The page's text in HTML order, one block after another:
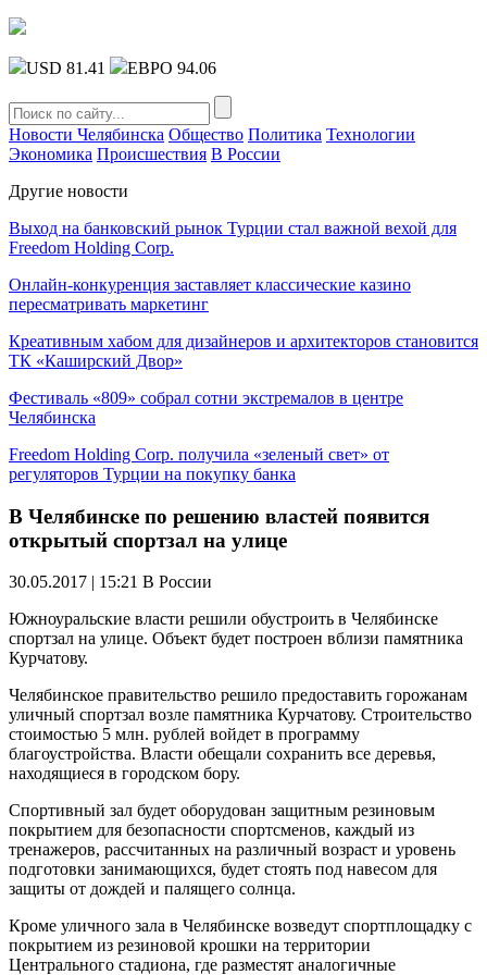
USD 81.41 ЕВРО 94.06
Новости Челябинска Общество Политика Технологии
Экономика Происшествия В России
Другие новости
Выход на банковский рынок Турции стал важной вехой для
Freedom Holding Corp.
Онлайн-конкуренция заставляет классические казино
пересматривать маркетинг
Креативным хабом для дизайнеров и архитекторов становится
ТК «Каширский Двор»
Фестиваль «809» собрал сотни экстремалов в центре
Челябинска
Freedom Holding Corp. получила «зеленый свет» от
регуляторов Турции на покупку банка
В Челябинске по решению властей появится
открытый спортзал на улице
30.05.2017 | 15:21 В России
Южноуральские власти решили обустроить в Челябинске
спортзал на улице. Объект будет построен вблизи памятника
Курчатову.
Челябинское правительство решило предоставить горожанам
уличный спортзал возле памятника Курчатову. Строительство
стоимостью 5 млн. рублей войдет в программу
благоустройства. Власти обещали сохранить все деревья,
находящиеся в городском бору.
Спортивный зал будет оборудован защитным резиновым
покрытием для безопасности спортсменов, каждый из
тренажеров, рассчитанных на различный возраст и уровень
подготовки занимающихся, будет стоять под навесом для
защиты от дождей и палящего солнца.
Кроме уличного зала в Челябинске возведут спортплощадку с
покрытием из резиновой крошки на территории
Центрального стадиона, где разместят аналогичные